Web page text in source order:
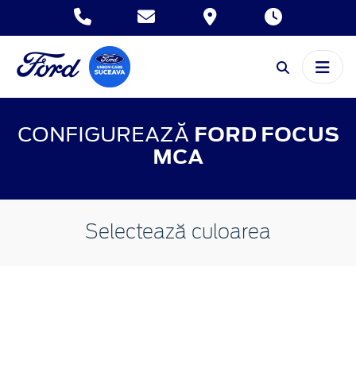
CONFIGUREAZĂ FORD FOCUS
MCA
Selectează culoarea